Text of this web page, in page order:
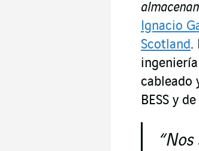
Ignacio
Scotland.
cableado
BESS y
“Nos